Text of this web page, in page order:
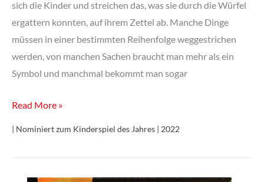
sich die Kinder und streichen das, was sie durch die Würfel
ergattern konnten, auf ihrem Zettel ab. Manche Dinge
müssen in einer bestimmten Reihenfolge weggestrichen
werden, von manchen Sachen braucht man mehr als ein
Symbol und manchmal bekommt man sogar
Auch
Read More »
| Nominiert zum Kinderspiel des Jahres | 2022